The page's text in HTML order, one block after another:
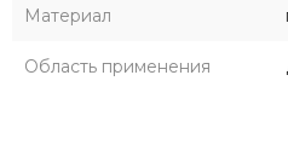
Материал
Область применения